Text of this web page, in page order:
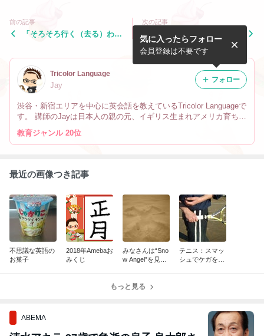
前の記事
「そろそろ行く（去る）わ」
次の記事
「フラフラする・目まいがす
る」を英語で言うと？
Tricolor Language
Jay
渋谷・新宿エリアを中心に英会話を教えているTricolor Languageで
す。 講師のJayは日本人の親の元、イギリス生まれアメリカ育ちで
す。 なので英会話だけでなく、文化や英語の微妙なニュアンスの
違い、海外生活の事も教えています。
気に入ったらフォロー
会員登録は不要です
フォロー
教育ジャンル 20位
最近の画像つき記事
不思議な英語の
お菓子
2018年Amebaお
みくじ
みなさんは“Sno
w Angel”を見た
テニス：スマッ
シュでケガをし
もっと見る
ABEMA